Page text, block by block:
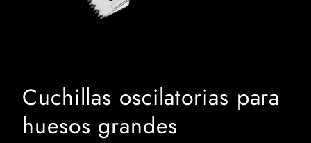
Cuchillas oscilatorias para
huesos grandes